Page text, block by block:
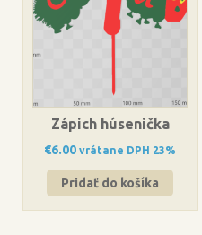
Zápich húsenička
€6.00 vrátane DPH 23%
Pridať do košíka